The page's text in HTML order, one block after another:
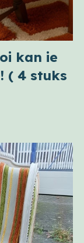
kan ie
( 4 stuks